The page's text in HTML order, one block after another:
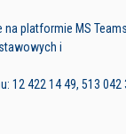
platformie MS Teams
i
12 422 14 49, 513 042